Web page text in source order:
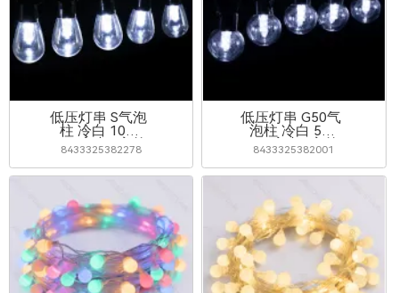
低压灯串 S气泡
柱 冷白 10m
IP44室内&室外
8433325382278
低压灯串 G50气
泡柱 冷白 5m
IP44室内&室外
8433325382001